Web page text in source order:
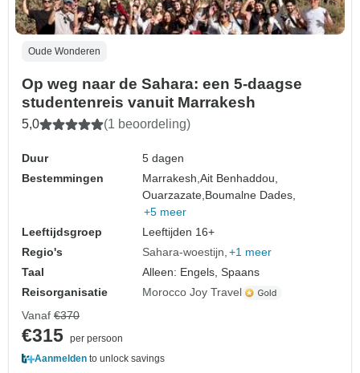
Oude Wonderen
Op weg naar de Sahara: een 5-daagse
studentenreis vanuit Marrakesh
5,0 (1 beoordeling)
Duur
5 dagen
Bestemmingen
Marrakesh,Ait Benhaddou,
Ouarzazate, Boumalne Dades,
+5 meer
Leeftijdsgroep
Leeftijden 16+
Regio's
Sahara-woestijn +1 meer
Taal
Alleen: Engels, Spaans
Reisorganisatie
Morocco Joy Travel
Vanaf €370
€315 per persoon
Aanmelden to unlock savings